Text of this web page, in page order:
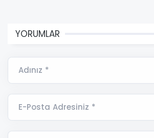
YORUMLAR
Adınız *
E-Posta Adresiniz *